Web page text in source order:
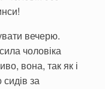
вечерю.
чоловіка
вона, так як і
за